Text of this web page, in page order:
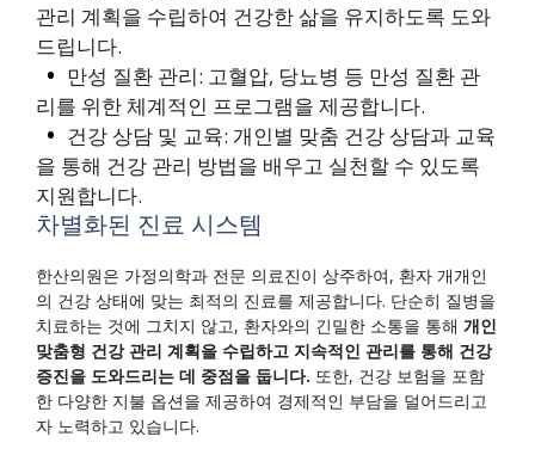
관리 계획을 수립하여 건강한 삶을 유지하도록 도와
드립니다.
만성 질환 관리: 고혈압, 당뇨병 등 만성 질환 관
리를 위한 체계적인 프로그램을 제공합니다.
건강 상담 및 교육: 개인별 맞춤 건강 상담과 교육
을 통해 건강 관리 방법을 배우고 실천할 수 있도록
지원합니다.
차별화된 진료 시스템
한산의원은 가정의학과 전문 의료진이 상주하여, 환자 개개인
의 건강 상태에 맞는 최적의 진료를 제공합니다. 단순히 질병을
치료하는 것에 그치지 않고, 환자와의 긴밀한 소통을 통해 개인
맞춤형 건강 관리 계획을 수립하고 지속적인 관리를 통해 건강
증진을 도와드리는 데 중점을 둡니다. 또한, 건강 보험을 포함
한 다양한 지불 옵션을 제공하여 경제적인 부담을 덜어드리고
자 노력하고 있습니다.